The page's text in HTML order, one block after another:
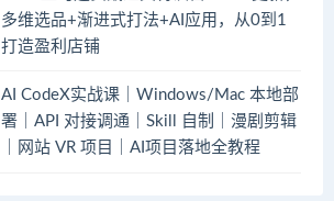
多维选品+渐进式打法+AI应用，从0到1
打造盈利店铺
AI CodeX实战课｜Windows/Mac 本地部
署｜API 对接调通｜Skill 自制｜漫剧剪辑
｜网站 VR 项目｜AI项目落地全教程